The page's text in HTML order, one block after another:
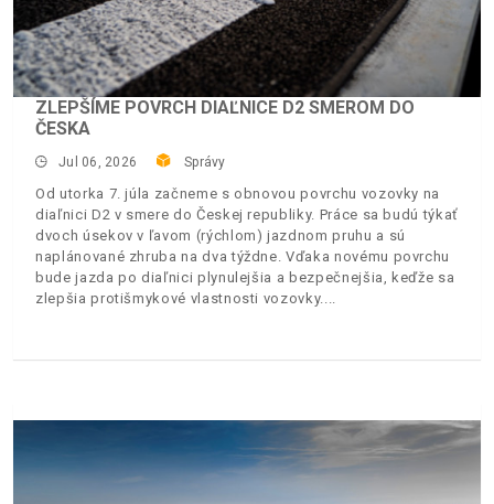
ZLEPŠÍME POVRCH DIAĽNICE D2 SMEROM DO
ČESKA
Jul 06, 2026 Správy
Od utorka 7. júla začneme s obnovou povrchu vozovky na
diaľnici D2 v smere do Českej republiky. Práce sa budú týkať
dvoch úsekov v ľavom (rýchlom) jazdnom pruhu a sú
naplánované zhruba na dva týždne. Vďaka novému povrchu
bude jazda po diaľnici plynulejšia a bezpečnejšia, keďže sa
zlepšia protišmykové vlastnosti vozovky.